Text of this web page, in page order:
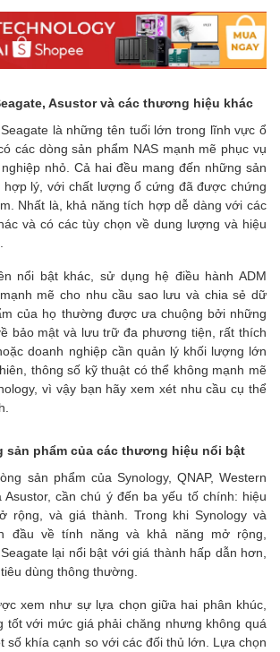
Asustor và các thương hiệu khác
là những tên tuổi lớn trong lĩnh vực ổ
các dòng sản phẩm NAS mạnh mẽ phục vụ
nhỏ. Cả hai đều mang đến những sản
hợp lý, với chất lượng ổ cứng đã được chứng
Nhất là, khả năng tích hợp dễ dàng với các
và có các tùy chọn về dung lượng và hiệu
nổi bật khác, sử dụng hệ điều hành ADM
mẽ cho nhu cầu sao lưu và chia sẻ dữ
của họ thường được ưa chuộng bởi những
bảo mật và lưu trữ đa phương tiện, rất thích
doanh nghiệp cần quản lý khối lượng lớn
thông số kỹ thuật có thể không mạnh mẽ
vì vậy bạn hãy xem xét nhu cầu cụ thể
sản phẩm của các thương hiệu nổi bật
sản phẩm của Synology, QNAP, Western
Asustor, cần chú ý đến ba yếu tố chính: hiệu
rộng, và giá thành. Trong khi Synology và
đầu về tính năng và khả năng mở rộng,
lại nổi bật với giá thành hấp dẫn hơn,
dùng thông thường.
xem như sự lựa chọn giữa hai phân khúc,
tốt với mức giá phải chăng nhưng không quá
số khía cạnh so với các đối thủ lớn. Lựa chọn